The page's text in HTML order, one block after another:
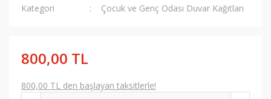
Kategori
Çocuk ve Genç Odası Duvar Kağıtları
800,00 TL
800,00 TL den başlayan taksitlerle!